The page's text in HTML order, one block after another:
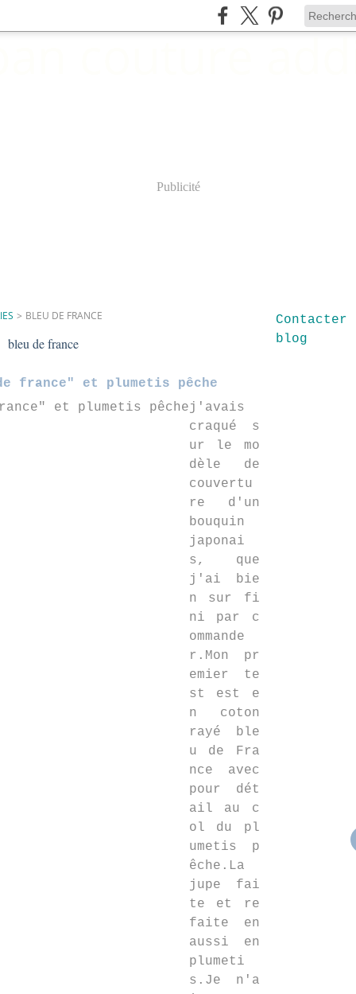
Publicité
> BLEU DE FRANCE
bleu de france
france" et plumetis pêche
j'avais
craqué s
ur le mo
dèle de
couvertu
re d'un
bouquin
japonai
s, que
j'ai bie
n sur fi
ni par c
ommande
r.Mon pr
emier te
st est e
n coton
rayé ble
u de Fra
nce avec
pour dét
ail au c
ol du pl
umetis p
êche.La
jupe fai
te et re
faite en
aussi en
plumeti
s.Je n'a
blog